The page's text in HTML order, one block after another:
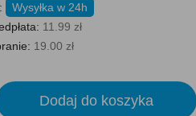
Wysyłka w 24h
11.99 zł
19.00 zł
Dodaj do koszyka